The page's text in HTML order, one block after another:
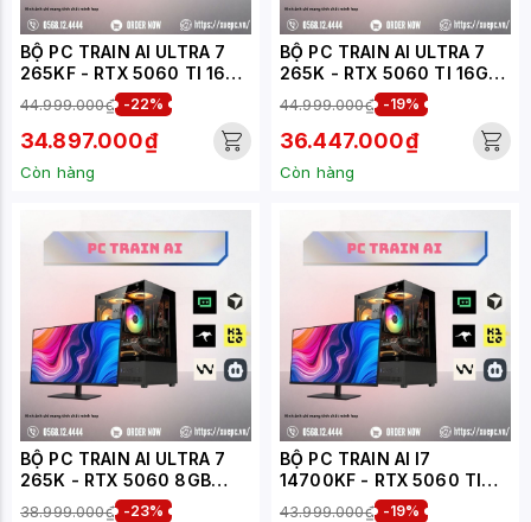
BỘ PC TRAIN AI ULTRA 7
265KF - RTX 5060 TI 16GB
(XUEPC169-TA)
44.999.000₫ -22%
34.897.000₫
Còn hàng
BỘ PC TRAIN AI ULTRA 7
265K - RTX 5060 TI 16GB
(XUEPC309-TA)
44.999.000₫ -19%
36.447.000₫
Còn hàng
BỘ PC TRAIN AI ULTRA 7
265K - RTX 5060 8GB
(XUEPC308-TA)
38.999.000₫ -23%
BỘ PC TRAIN AI I7
14700KF - RTX 5060 TI
16GB (XUEPC143-TA)
43.999.000₫ -19%